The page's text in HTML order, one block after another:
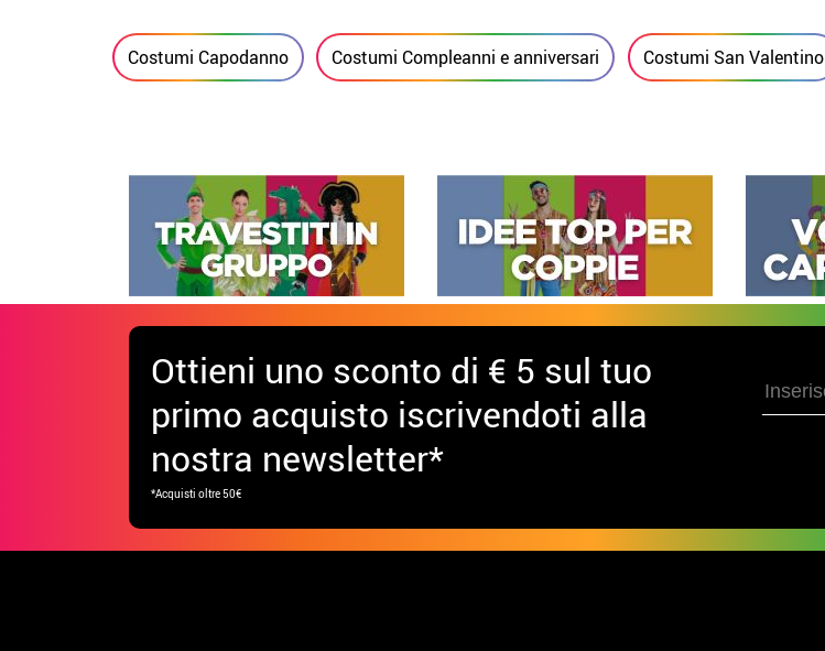
Costumi Capodanno Costumi Compleanni e anniversari Costumi San Valentino
Ottieni uno sconto di € 5 sul tuo
primo acquisto iscrivendoti alla
nostra newsletter*
*Acquisti oltre 50€